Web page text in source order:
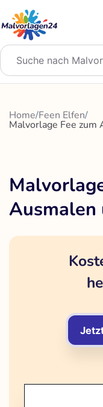
Inhalt
springen
Home/Feen Elfen/
Malvorlage Fee zum
Ausmalen